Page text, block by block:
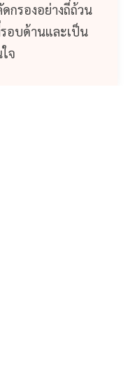
กรองอย่างถี่ถ้วน
อบด้านและเป็น
จ